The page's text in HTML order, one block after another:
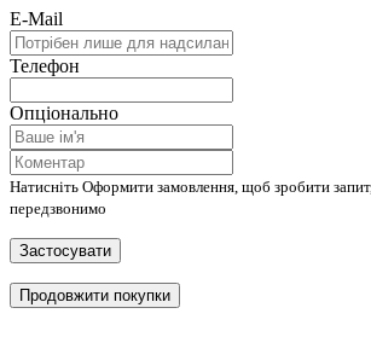
E-Mail
Телефон
Опціонально
Натисніть Оформити замовлення, щоб зробити
передзвонимо
Застосувати
Продовжити покупки